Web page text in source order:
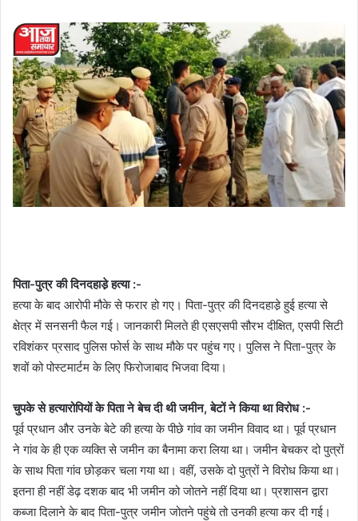
पिता-पुत्र की दिनदहाडे़ हत्या :-
हत्या के बाद आरोपी मौके से फरार हो गए। पिता-पुत्र की दिनदहाडे़ हुई हत्या से
क्षेत्र में सनसनी फैल गई। जानकारी मिलते ही एसएसपी सौरभ दीक्षित, एसपी सिटी
रविशंकर प्रसाद पुलिस फोर्स के साथ मौके पर पहुंच गए। पुलिस ने पिता-पुत्र के
शवों को पोस्टमार्टम के लिए फिरोजाबाद भिजवा दिया।
चुपके से हत्यारोपियों के पिता ने बेच दी थी जमीन, बेटों ने किया था विरोध :-
पूर्व प्रधान और उनके बेटे की हत्या के पीछे गांव का जमीन विवाद था। पूर्व प्रधान
ने गांव के ही एक व्यक्ति से जमीन का बैनामा करा लिया था। जमीन बेचकर दो पुत्रों
के साथ पिता गांव छोड़कर चला गया था। वहीं, उसके दो पुत्रों ने विरोध किया था।
इतना ही नहीं डेढ़ दशक बाद भी जमीन को जोतने नहीं दिया था। प्रशासन द्वारा
कब्जा दिलाने के बाद पिता-पुत्र जमीन जोतने पहुंचे तो उनकी हत्या कर दी गई।